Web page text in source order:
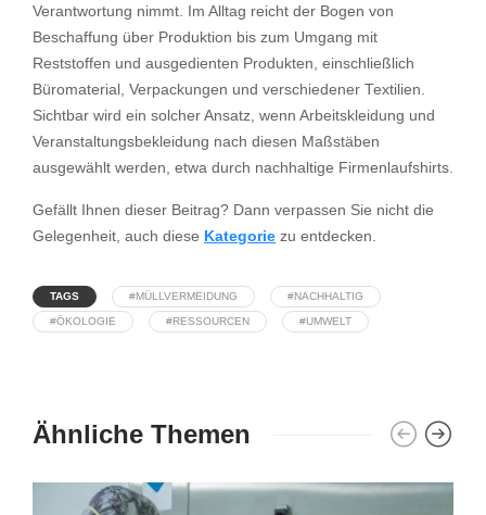
Verantwortung nimmt. Im Alltag reicht der Bogen von
Beschaffung über Produktion bis zum Umgang mit
Reststoffen und ausgedienten Produkten, einschließlich
Büromaterial, Verpackungen und verschiedener Textilien.
Sichtbar wird ein solcher Ansatz, wenn Arbeitskleidung und
Veranstaltungsbekleidung nach diesen Maßstäben
ausgewählt werden, etwa durch nachhaltige Firmenlaufshirts.
Gefällt Ihnen dieser Beitrag? Dann verpassen Sie nicht die
Gelegenheit, auch diese Kategorie zu entdecken.
TAGS #MÜLLVERMEIDUNG #NACHHALTIG
#ÖKOLOGIE #RESSOURCEN #UMWELT
Ähnliche Themen